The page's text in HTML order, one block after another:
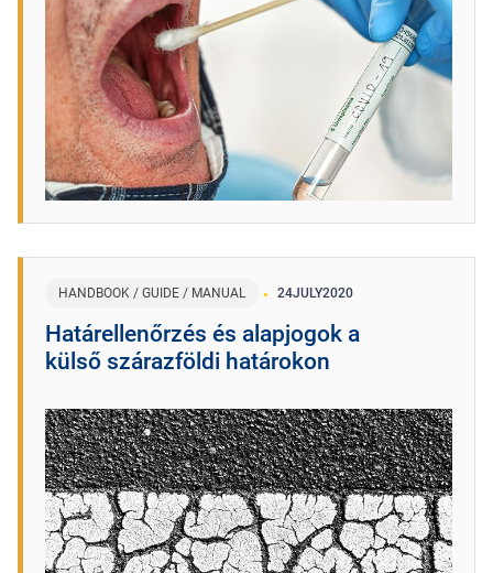
HANDBOOK / GUIDE / MANUAL 24JULY2020
Határellenőrzés és alapjogok a
külső szárazföldi határokon